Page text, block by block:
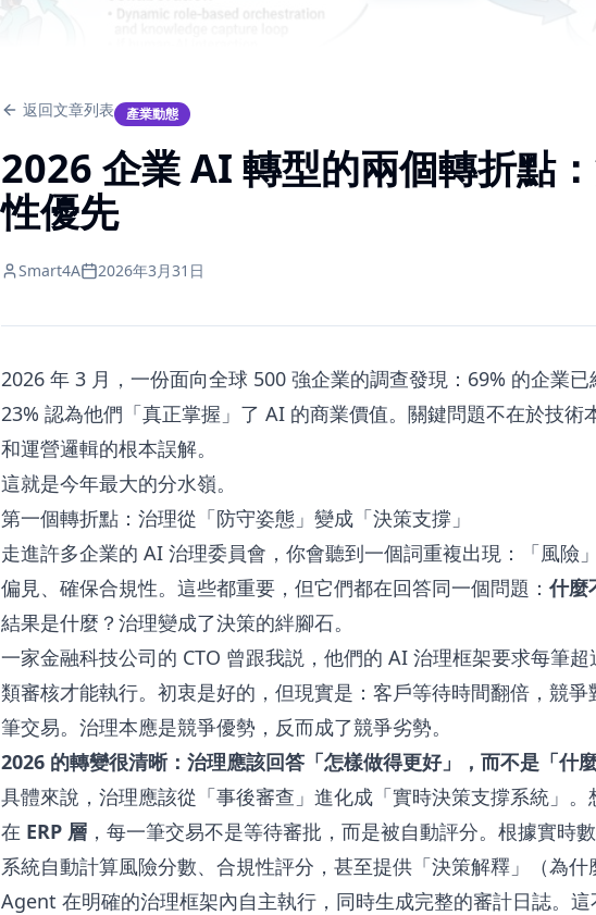
返回文章列表 產業動態
2026 企業 AI 轉型的兩個轉折點
性優先
Smart4A 2026年3月31日
2026 年 3 月，一份面向全球 500 強企業的調查發現：69% 的企業
23% 認為他們「真正掌握」了 AI 的商業價值。關鍵問題不在於技術
和運營邏輯的根本誤解。
這就是今年最大的分水嶺。
第一個轉折點：治理從「防守姿態」變成「決策支撐」
走進許多企業的 AI 治理委員會，你會聽到一個詞重複出現：「風險
偏見、確保合規性。這些都重要，但它們都在回答同一個問題：什麼
結果是什麼？治理變成了決策的絆腳石。
一家金融科技公司的 CTO 曾跟我説，他們的 AI 治理框架要求每筆
類審核才能執行。初衷是好的，但現實是：客戶等待時間翻倍，競
筆交易。治理本應是競爭優勢，反而成了競爭劣勢。
2026 的轉變很清晰：治理應該回答「怎樣做得更好」，而不是「什麼
具體來說，治理應該從「事後審查」進化成「實時決策支撐系統」。
在 ERP 層 ，每一筆交易不是等待審批，而是被自動評分。根據實時
系統自動計算風險分數、合規性評分，甚至提供「決策解釋」（為什
Agent 在明確的治理框架內自主執行，同時生成完整的審計日誌。